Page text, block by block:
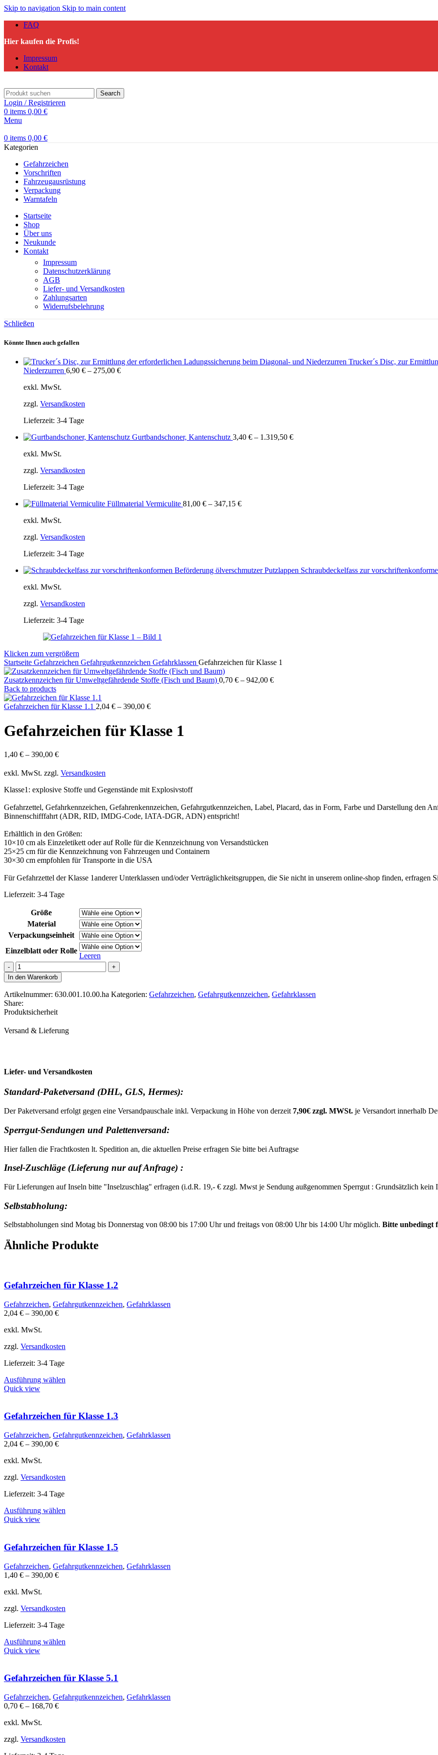
Skip to navigation Skip to main content
FAQ
Hier kaufen die Profis!
Impressum
Kontakt
Search
Login / Registrieren
0 items 0,00 €
Menu
0 items 0,00 €
Kategorien
Gefahrzeichen
Vorschriften
Fahrzeugausrüstung
Verpackung
Warntafeln
Startseite
Shop
Über uns
Neukunde
Kontakt
Impressum
Datenschutzerklärung
AGB
Liefer- und Versandkosten
Zahlungsarten
Widerrufsbelehrung
Schließen
Könnte Ihnen auch gefallen
Trucker´s Disc, zur
Niederzurren 6,90 € – 275,00 €
exkl. MwSt.
zzgl. Versandkosten
Lieferzeit: 3-4 Tage
Gurtbandschoner, Kantenschutz 3,40 € – 1.319,50 €
exkl. MwSt.
zzgl. Versandkosten
Lieferzeit: 3-4 Tage
Füllmaterial Vermiculite 81,00 € – 347,15 €
exkl. MwSt.
zzgl. Versandkosten
Lieferzeit: 3-4 Tage
Schraubdeckelfass zur
exkl. MwSt.
zzgl. Versandkosten
Lieferzeit: 3-4 Tage
Klicken zum vergrößern
Startseite Gefahrzeichen Gefahrgutkennzeichen Gefahrklassen Gefahrzeichen für Klasse 1
Zusatzkennzeichen für Umweltgefährdende Stoffe (Fisch und Baum) 0,70 € – 942,00 €
Back to products
Gefahrzeichen für Klasse 1.1 2,04 € – 390,00 €
Gefahrzeichen für Klasse 1
1,40 € – 390,00 €
exkl. MwSt. zzgl. Versandkosten
Klasse1: explosive Stoffe und Gegenstände mit Explosivstoff
Gefahrzettel, Gefahrkennzeichen, Gefahrenkennzeichen, Gefahrgutkennzeichen, Label, Placard, das in Form, Farbe und Darstellung den
Binnenschifffahrt (ADR, RID, IMDG-Code, IATA-DGR, ADN) entspricht!
Erhältlich in den Größen:
10×10 cm als Einzeletikett oder auf Rolle für die Kennzeichnung von Versandstücken
25×25 cm für die Kennzeichnung von Fahrzeugen und Containern
30×30 cm empfohlen für Transporte in die USA
Für Gefahrzettel der Klasse 1anderer Unterklassen und/oder Verträglichkeitsgruppen, die Sie nicht in unserem online-shop finden, erfragen
Lieferzeit: 3-4 Tage
Größe
Material
Verpackungseinheit
Einzelblatt oder Rolle
Leeren
Gefahrzeichen
für
Klasse
1
Menge
In den Warenkorb
Artikelnummer: 630.001.10.00.ha Kategorien: Gefahrzeichen, Gefahrgutkennzeichen, Gefahrklassen
Share:
Produktsicherheit
Versand & Lieferung
Liefer- und Versandkosten
Standard-Paketversand (DHL, GLS, Hermes):
Der Paketversand erfolgt gegen eine Versandpauschale inkl. Verpackung in Höhe von derzeit 7,90€ zzgl. MWSt. je Versandort innerhalb
Sperrgut-Sendungen und Palettenversand:
Hier fallen die Frachtkosten lt. Spedition an, die aktuellen Preise erfragen Sie bitte bei Auftragse
Insel-Zuschläge (Lieferung nur auf Anfrage) :
Für Lieferungen auf Inseln bitte "Inselzuschlag" erfragen (i.d.R. 19,- € zzgl. Mwst je Sendung außgenommen Sperrgut : Grundsätzlich kein
Selbstabholung:
Selbstabholungen sind Motag bis Donnerstag von 08:00 bis 17:00 Uhr und freitags von 08:00 Uhr bis 14:00 Uhr möglich. Bitte unbedingt
Ähnliche Produkte
Gefahrzeichen für Klasse 1.2
Gefahrzeichen, Gefahrgutkennzeichen, Gefahrklassen
2,04 € – 390,00 €
exkl. MwSt.
zzgl. Versandkosten
Lieferzeit: 3-4 Tage
Ausführung wählen
Varianten
Die
Optionen
Quick view
Gefahrzeichen für Klasse 1.3
Gefahrzeichen, Gefahrgutkennzeichen, Gefahrklassen
2,04 € – 390,00 €
exkl. MwSt.
zzgl. Versandkosten
Lieferzeit: 3-4 Tage
Ausführung wählen
Varianten
auf.
Die
Optionen
Quick view
Gefahrzeichen für Klasse 1.5
Gefahrzeichen, Gefahrgutkennzeichen, Gefahrklassen
1,40 € – 390,00 €
exkl. MwSt.
zzgl. Versandkosten
Lieferzeit: 3-4 Tage
Ausführung wählen
Varianten
Die
Optionen
Quick view
Gefahrzeichen für Klasse 5.1
Gefahrzeichen, Gefahrgutkennzeichen, Gefahrklassen
0,70 € – 168,70 €
exkl. MwSt.
zzgl. Versandkosten